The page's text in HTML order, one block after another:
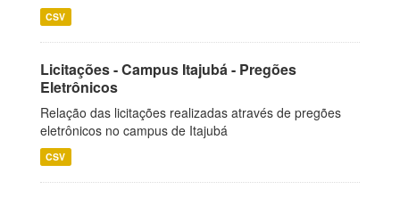
CSV
Licitações - Campus Itajubá - Pregões
Eletrônicos
Relação das licitações realizadas através de pregões
eletrônicos no campus de Itajubá
CSV